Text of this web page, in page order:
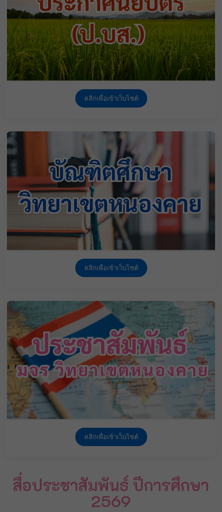
คลิกเพื่อเข้าเว็บไซต์
คลิกเพื่อเข้าเว็บไซต์
คลิกเพื่อเข้าเว็บไซต์
สื่อประชาสัมพันธ์ ปีการศึกษา
2569